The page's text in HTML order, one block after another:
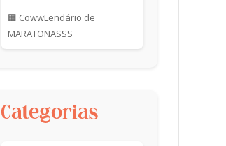
🟧 CowwLendário de
MARATONASSS
Categorias